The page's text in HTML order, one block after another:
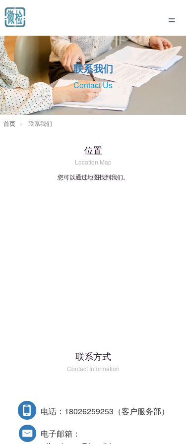
=
产品展示
新闻动态
关于我们
联系我们
Contact Us
首页 联系我们
位置
Location Map
您可以通过地图找到我们。
电话：18026259253（客户服务部）
电子邮箱：
联系方式
Contact Information